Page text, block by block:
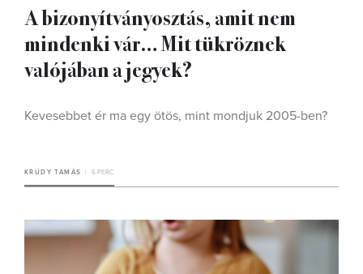
A bizonyítványosztás, amit nem
mindenki vár… Mit tükröznek
valójában a jegyek?
Kevesebbet ér ma egy ötös, mint mondjuk 2005-ben?
KRÚDY TAMÁS 6 PERC